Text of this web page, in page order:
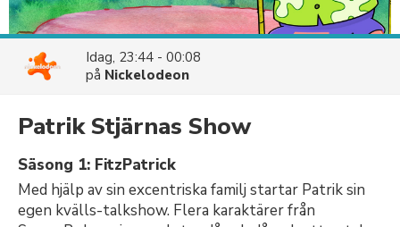
Idag, 23:44 - 00:08
på Nickelodeon
Patrik Stjärnas Show
Säsong 1: FitzPatrick
Med hjälp av sin excentriska familj startar Patrik sin
egen kvälls-talkshow. Flera karaktärer från